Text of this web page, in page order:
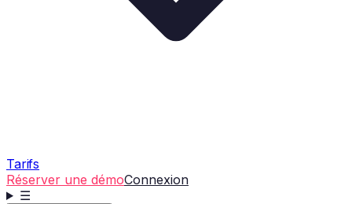
Tarifs
Réserver une démoConnexion
☰